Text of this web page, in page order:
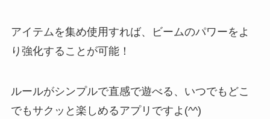
アイテムを集め使用すれば、ビームのパワーをよ
り強化することが可能！
ルールがシンプルで直感で遊べる、いつでもどこ
でもサクッと楽しめるアプリですよ(^^)